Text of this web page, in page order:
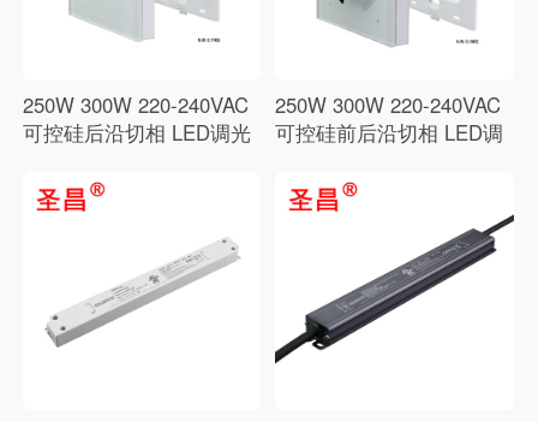
250W 300W 220-240VAC
可控硅后沿切相 LED调光
250W 300W 220-240VAC
可控硅前后沿切相 LED调